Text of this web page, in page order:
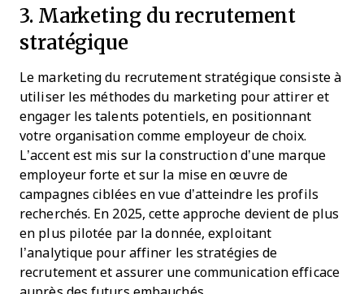
3. Marketing du recrutement
stratégique
Le marketing du recrutement stratégique consiste à
utiliser les méthodes du marketing pour attirer et
engager les talents potentiels, en positionnant
votre organisation comme employeur de choix.
L’accent est mis sur la construction d’une marque
employeur forte et sur la mise en œuvre de
campagnes ciblées en vue d’atteindre les profils
recherchés. En 2025, cette approche devient de plus
en plus pilotée par la donnée, exploitant
l’analytique pour affiner les stratégies de
recrutement et assurer une communication efficace